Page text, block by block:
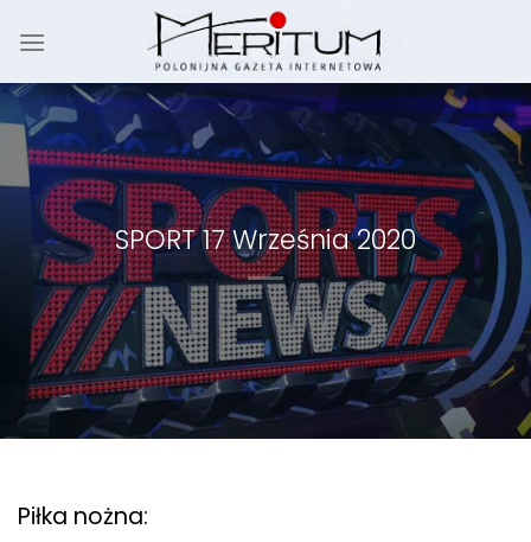
SPORT 17 Września 2020
Piłka nożna: